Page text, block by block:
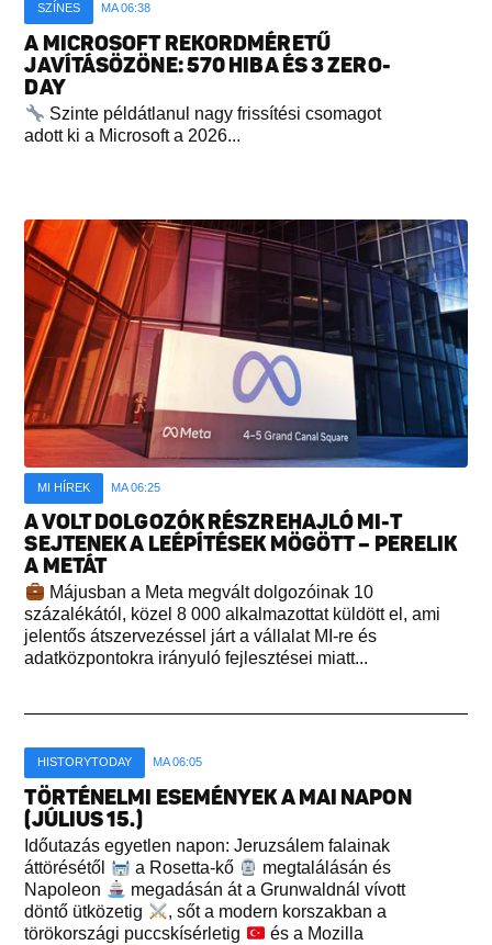
SZÍNES MA 06:38
A MICROSOFT REKORDMÉRETŰ
JAVÍTÁSÖZÖNE: 570 HIBA ÉS 3 ZERO-
DAY
Szinte példátlanul nagy frissítési csomagot
adott ki a Microsoft a 2026...
MI HÍREK MA 06:25
A VOLT DOLGOZÓK RÉSZREHAJLÓ MI-T
SEJTENEK A LEÉPÍTÉSEK MÖGÖTT – PERELIK
A METÁT
Májusban a Meta megvált dolgozóinak 10
százalékától, közel 8 000 alkalmazottat küldött el, ami
jelentős átszervezéssel járt a vállalat MI-re és
adatközpontokra irányuló fejlesztései miatt...
HISTORYTODAY MA 06:05
TÖRTÉNELMI ESEMÉNYEK A MAI NAPON
(JÚLIUS 15.)
Időutazás egyetlen napon: Jeruzsálem falainak
áttörésétől
a Rosetta-kő
megtalálásán és
Napoleon
megadásán át a Grunwaldnál vívott
döntő ütközetig
, sőt a modern korszakban a
törökországi puccskísérletig
és a Mozilla